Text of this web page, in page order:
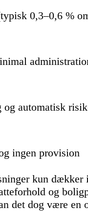
0,3–0,6 %
og automatisk
ingen provision
kun
og
det dog være en